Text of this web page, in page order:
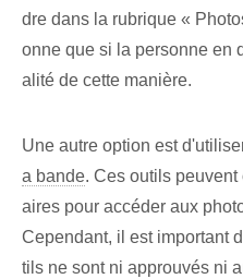
dre dans la rubrique «
onne que si la personne en
alité de cette manière.
Une autre option est
a bande. Ces outils⁢
aires pour accéder aux
Cependant, il est important
tils ne sont ni approuvés ni